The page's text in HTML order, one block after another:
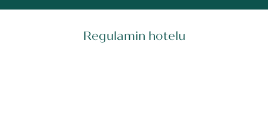
Regulamin hotelu